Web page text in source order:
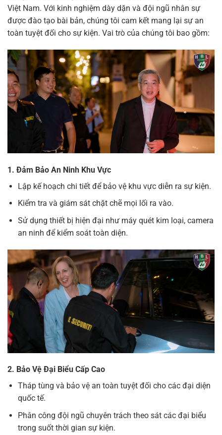
Việt Nam. Với kinh nghiệm dày dặn và đội ngũ nhân sự
được đào tạo bài bản, chúng tôi cam kết mang lại sự an
toàn tuyệt đối cho sự kiện. Vai trò của chúng tôi bao gồm:
1. Đảm Bảo An Ninh Khu Vực
Lập kế hoạch chi tiết để bảo vệ khu vực diễn ra sự kiện.
Kiểm tra và giám sát chặt chẽ mọi lối ra vào.
Sử dụng thiết bị hiện đại như máy quét kim loại, camera
an ninh để kiểm soát toàn diện.
2. Bảo Vệ Đại Biểu Cấp Cao
Tháp tùng và bảo vệ an toàn tuyệt đối cho các đại diện
quốc tế.
Phân công đội ngũ chuyên trách theo sát các đại biểu
trong suốt thời gian sự kiện.